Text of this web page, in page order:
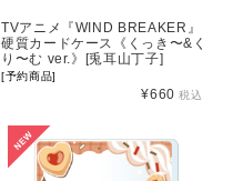
TVアニメ『WIND BREAKER』
硬質カードケース《くっき〜&く
り〜む ver.》[兎耳山丁子]
[予約商品]
¥660税込